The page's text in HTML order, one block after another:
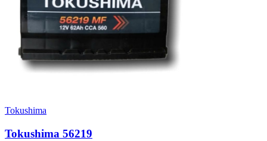
Tokushima
Tokushima 56219